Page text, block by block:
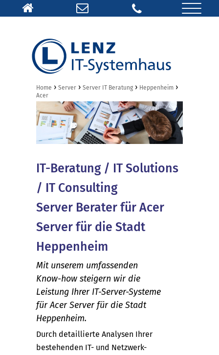
Home › Server › Server IT Beratung › Heppenheim ›
Acer
IT-Beratung / IT Solutions
/ IT Consulting
Server Berater für Acer
Server für die Stadt
Heppenheim
Mit unserem umfassenden
Know-how steigern wir die
Leistung Ihrer IT-Server-Systeme
für Acer Server für die Stadt
Heppenheim.
Durch detaillierte Analysen Ihrer
bestehenden IT- und Netzwerk-